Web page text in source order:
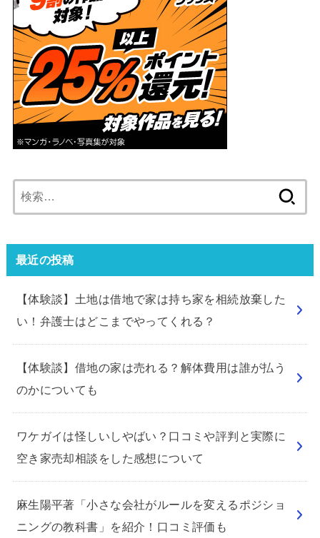
索:
最近の投稿
【体験談】土地は借地で家は持ち家を相続放棄した
い！弁護士はどこまでやってくれる？
【体験談】借地の家は売れる？解体費用は誰が払う
のかについても
ワケガイは怪しいしやばい？口コミや評判と実際に
空き家売却相談をした感想について
麻生陽平著「小さな会社がルールを変えるポジショ
ニングの教科書」を紹介！口コミ評価も